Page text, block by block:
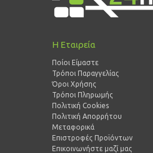
Η Εταιρεία
Ποίοι Είμαστε
Τρόποι Παραγγελίας
Όροι Χρήσης
Τρόποι Πληρωμής
Πολιτική Cookies
Πολιτική Απορρήτου
Μεταφορικά
Επιστροφές Προϊόντων
Επικοινωνήστε μαζί μας